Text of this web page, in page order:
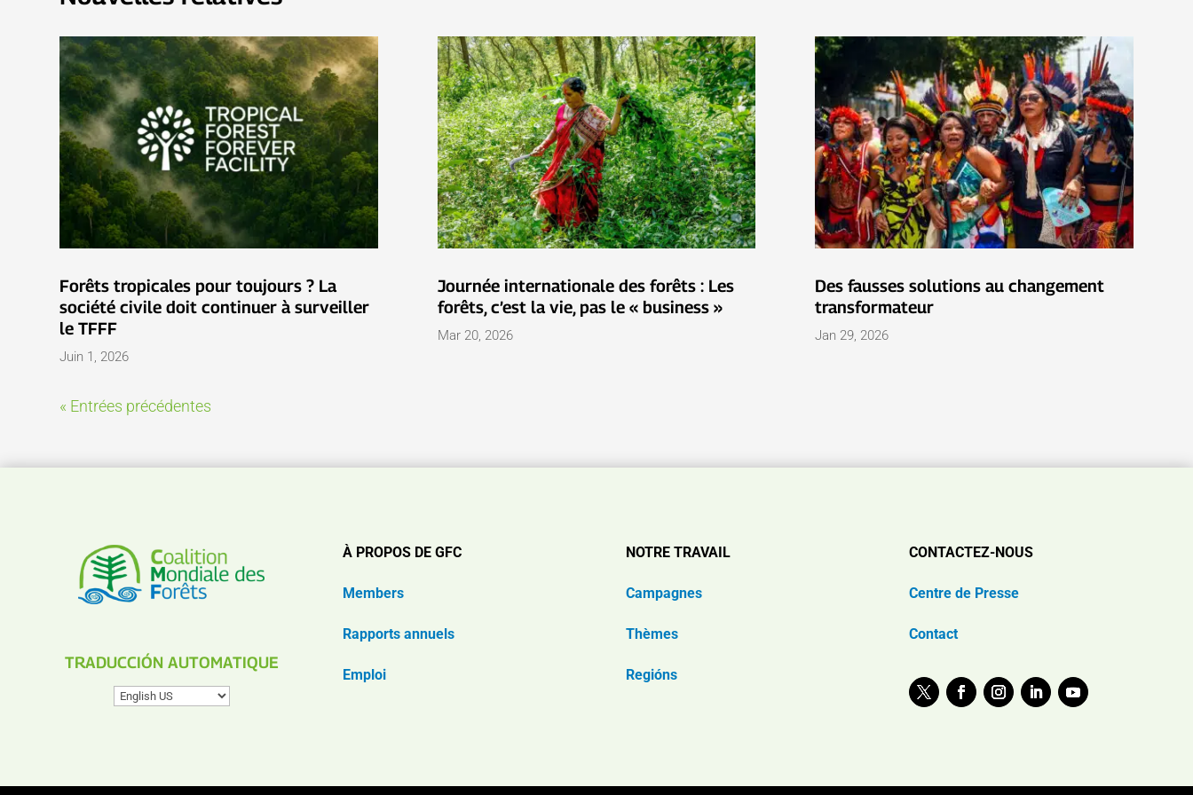
Forêts tropicales pour toujours ? La
société civile doit continuer à surveiller
le TFFF
Juin 1, 2026
Journée internationale des forêts : Les
forêts, c’est la vie, pas le « business »
Mar 20, 2026
Des fausses solutions au changement
transformateur
Jan 29, 2026
« Entrées précédentes
TRADUCCIÓN AUTOMATIQUE
À PROPOS DE GFC
Members
Rapports annuels
Emploi
NOTRE TRAVAIL
Campagnes
Thèmes
Regións
CONTACTEZ-NOUS
Centre de Presse
Contact